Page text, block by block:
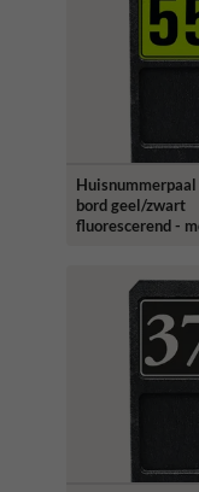
bord geel/zwart
fluorescerend -